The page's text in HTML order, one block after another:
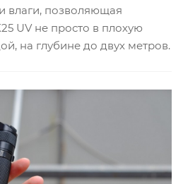
влаги, позволяющая
UV не просто в плохую
на глубине до двух метров.